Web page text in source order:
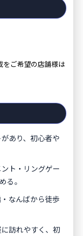
ご希望の店舗様は
あり、初心者や
ント・リングゲー
る。
なんばから徒歩
に訪れやすく、初